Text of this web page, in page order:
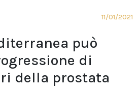
11/01/2021
può
di
della prostata